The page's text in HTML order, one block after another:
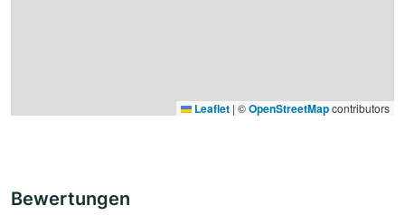
Leaflet | ©OpenStreetMapcontributors
Bewertungen